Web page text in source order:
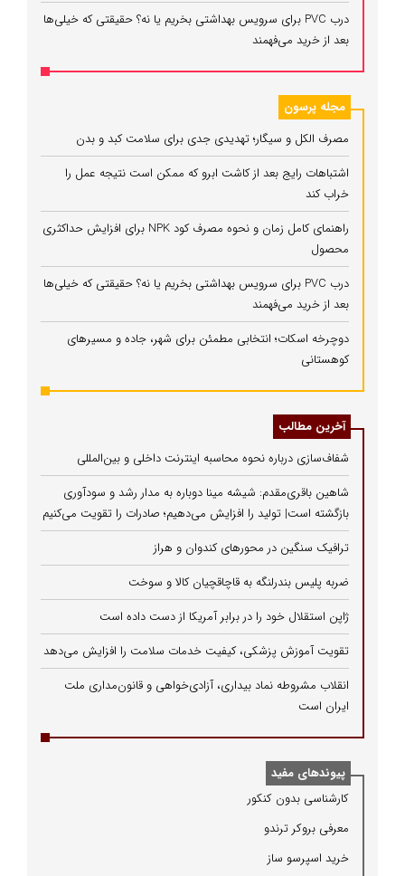
درب PVC برای سرویس بهداشتی بخریم یا نه؟ حقیقتی که خیلی‌ها
بعد از خرید می‌فهمند
مجله پرسون
مصرف الکل و سیگار؛ تهدیدی جدی برای سلامت کبد و بدن
اشتباهات رایج بعد از کاشت ابرو که ممکن است نتیجه عمل را
خراب کند
راهنمای کامل زمان و نحوه مصرف کود NPK برای افزایش حداکثری
محصول
درب PVC برای سرویس بهداشتی بخریم یا نه؟ حقیقتی که خیلی‌ها
بعد از خرید می‌فهمند
دوچرخه اسکات؛ انتخابی مطمئن برای شهر، جاده و مسیرهای
کوهستانی
آخرین مطالب
شفاف‌سازی درباره نحوه محاسبه اینترنت داخلی و بین‌المللی
شاهین باقری‌مقدم: شیشه مینا دوباره به مدار رشد و سودآوری
بازگشته است| تولید را افزایش می‌دهیم؛ صادرات را تقویت می‌کنیم
ترافیک سنگین در محورهای کندوان و هراز
ضربه پلیس بندرلنگه به قاچاقچیان کالا و سوخت
ژاپن استقلال خود را در برابر آمریکا از دست داده است
تقویت آموزش پزشکی، کیفیت خدمات سلامت را افزایش می‌دهد
انقلاب مشروطه نماد بیداری، آزادی‌خواهی و قانون‌مداری ملت
ایران است
پیوندهای مفید
كارشناسی بدون كنكور
معرفی بروكر ترندو
خرید اسپرسو ساز